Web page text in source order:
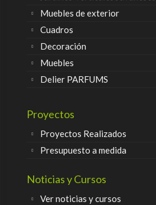
Muebles de exterior
Cuadros
Decoración
Muebles
Delier PARFUMS
Proyectos
Proyectos Realizados
Presupuesto a medida
Noticias y Cursos
Ver noticias y cursos